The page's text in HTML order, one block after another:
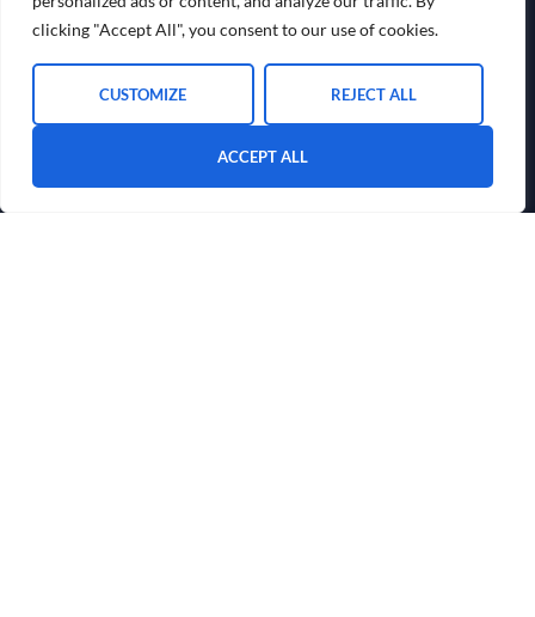
clicking "Accept All", you consent to our use of cookies.
CUSTOMIZE REJECT ALL
ACCEPT ALL